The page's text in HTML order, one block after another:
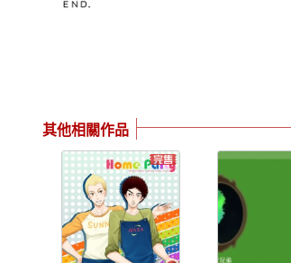
其他相關作品